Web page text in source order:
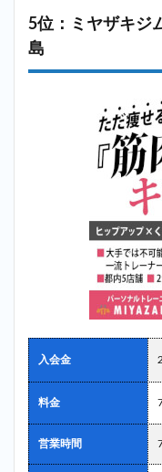
5位：ミヤザキジ
島
入会金
料金
営業時間